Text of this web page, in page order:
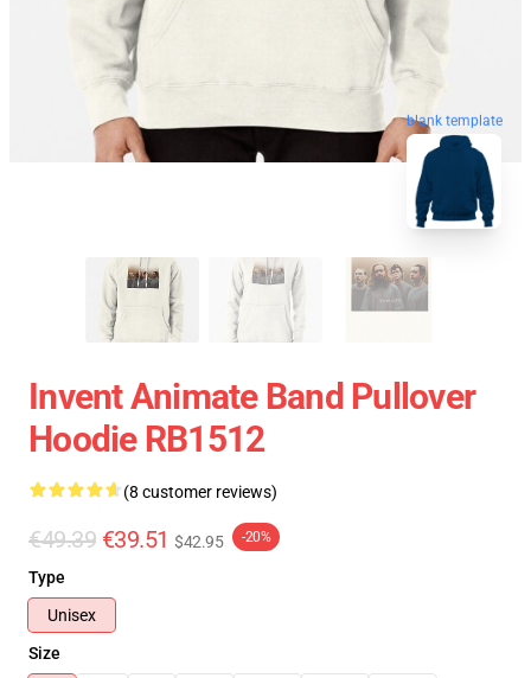
blank template
Invent Animate Band Pullover
Hoodie RB1512
(8 customer reviews)
€49.39 €39.51 $42.95 -20%
Type
Unisex
Size